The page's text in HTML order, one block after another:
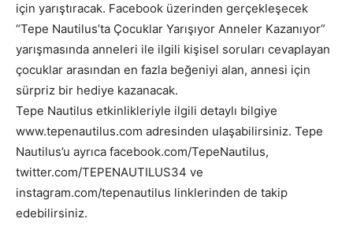
için yarıştıracak. Facebook üzerinden gerçekleşecek
“Tepe Nautilus’ta Çocuklar Yarışıyor Anneler Kazanıyor”
yarışmasında anneleri ile ilgili kişisel soruları cevaplayan
çocuklar arasından en fazla beğeniyi alan, annesi için
sürpriz bir hediye kazanacak.
Tepe Nautilus etkinlikleriyle ilgili detaylı bilgiye
www.tepenautilus.com adresinden ulaşabilirsiniz. Tepe
Nautilus’u ayrıca facebook.com/TepeNautilus,
twitter.com/TEPENAUTILUS34 ve
instagram.com/tepenautilus linklerinden de takip
edebilirsiniz.